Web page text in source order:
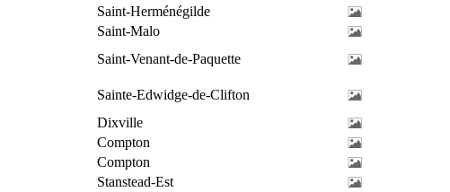
Saint-Herménégilde
Saint-Malo
Saint-Venant-de-Paquette
Sainte-Edwidge-de-Clifton
Dixville
Compton
Compton
Stanstead-Est